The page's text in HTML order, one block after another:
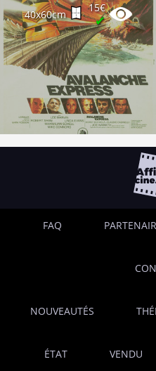
40x60cm
15€
✔
FAQ
NOUVEAUTÉS
ÉTAT VENDU